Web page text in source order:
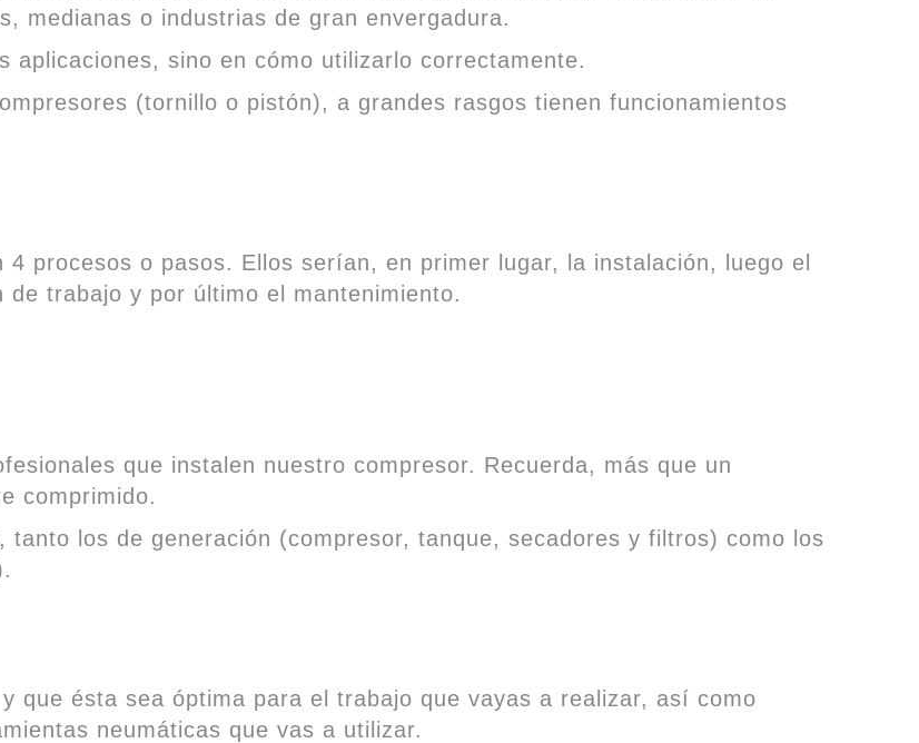
medianas o industrias de gran envergadura.
aplicaciones, sino en cómo utilizarlo correctamente.
(tornillo o pistón), a grandes rasgos tienen funcionamientos
procesos o pasos. Ellos serían, en primer lugar, la instalación, luego el
trabajo y por último el mantenimiento.
que instalen nuestro compresor. Recuerda, más que un
comprimido.
los de generación (compresor, tanque, secadores y filtros) como los
que ésta sea óptima para el trabajo que vayas a realizar, así como
neumáticas que vas a utilizar.